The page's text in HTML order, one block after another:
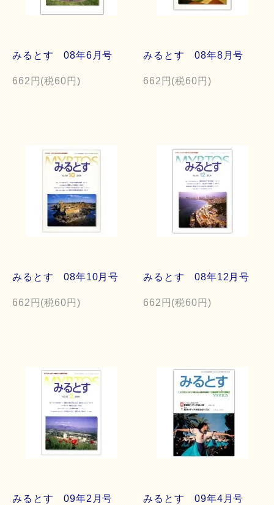
みるとす 08年6月号
662円(税60円)
みるとす 08年8月号
662円(税60円)
みるとす 08年10月号
662円(税60円)
みるとす 08年12月号
662円(税60円)
みるとす 09年2月号 みるとす 09年4月号